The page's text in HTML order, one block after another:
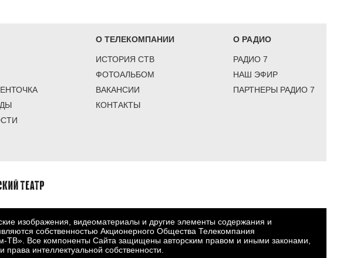
О ТЕЛЕКОМПАНИИ
ИСТОРИЯ СТВ
ФОТОАЛЬБОМ
ВАКАНСИИ
КОНТАКТЫ
О РАДИО
РАДИО 7
НАШ ЭФИР
ПАРТНЕРЫ РАДИО 7
изображения, видеоматериалы и другие элементы содержания и
собственностью Акционерного Общества Телекомпания
ТВ». Все компоненты Сайта защищены авторским правом и иными законами,
права интеллектуальной собственности.